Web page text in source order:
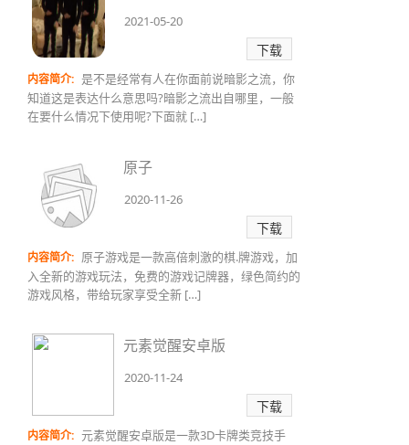
2021-05-20
下载
内容简介: 是不是经常有人在你面前说暗影之流，你
知道这是表达什么意思吗?暗影之流出自哪里，一般
在要什么情况下使用呢?下面就 […]
原子
2020-11-26
下载
内容简介: 原子游戏是一款高倍刺激的棋.牌游戏，加
入全新的游戏玩法，免费的游戏记牌器，绿色简约的
游戏风格，带给玩家享受全新 […]
元素觉醒安卓版
2020-11-24
下载
内容简介: 元素觉醒安卓版是一款3D卡牌类竞技手